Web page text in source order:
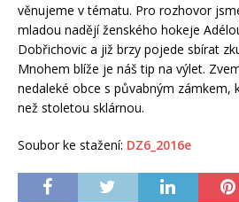
věnujeme v tématu. Pro rozhovor
mladou nadějí ženského hokeje
Dobřichovic a již brzy pojede sbírat
Mnohem blíže je náš tip na výlet.
nedaleké obce s půvabným zámkem,
než stoletou sklárnou.
Soubor ke stažení: DZ6_2016e